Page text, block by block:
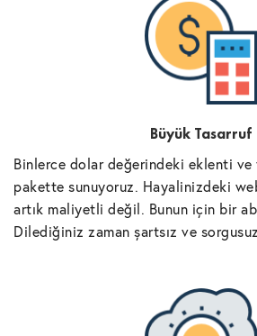
Büyük Tasarruf
Binlerce dolar değerindeki eklenti ve
pakette sunuyoruz. Hayalinizdeki
artık maliyetli değil. Bunun için bir
Dilediğiniz zaman şartsız ve